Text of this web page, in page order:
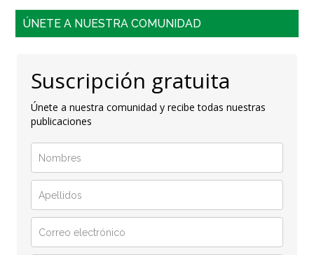
ÚNETE A NUESTRA COMUNIDAD
Suscripción gratuita
Únete a nuestra comunidad y recibe todas nuestras
publicaciones